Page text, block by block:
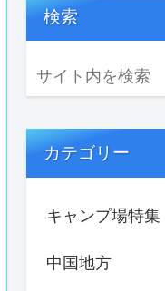
検索
カテゴリー
キャンプ場特集
中国地方